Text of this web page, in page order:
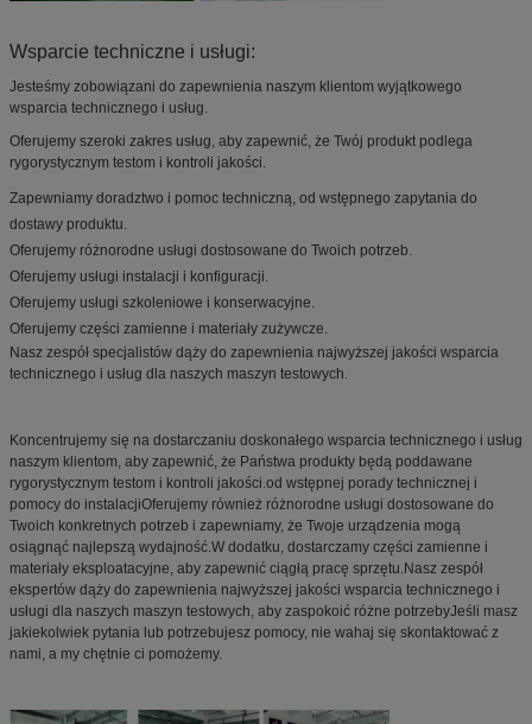
Wsparcie techniczne i usługi:
Jesteśmy zobowiązani do zapewnienia naszym klientom wyjątkowego
wsparcia technicznego i usług.
Oferujemy szeroki zakres usług, aby zapewnić, że Twój produkt podlega
rygorystycznym testom i kontroli jakości.
Zapewniamy doradztwo i pomoc techniczną, od wstępnego zapytania do
dostawy produktu.
Oferujemy różnorodne usługi dostosowane do Twoich potrzeb.
Oferujemy usługi instalacji i konfiguracji.
Oferujemy usługi szkoleniowe i konserwacyjne.
Oferujemy części zamienne i materiały zużywcze.
Nasz zespół specjalistów dąży do zapewnienia najwyższej jakości wsparcia
technicznego i usług dla naszych maszyn testowych.
Koncentrujemy się na dostarczaniu doskonałego wsparcia technicznego i usług
naszym klientom, aby zapewnić, że Państwa produkty będą poddawane
rygorystycznym testom i kontroli jakości.od wstępnej porady technicznej i
pomocy do instalacjiOferujemy również różnorodne usługi dostosowane do
Twoich konkretnych potrzeb i zapewniamy, że Twoje urządzenia mogą
osiągnąć najlepszą wydajność.W dodatku, dostarczamy części zamienne i
materiały eksploatacyjne, aby zapewnić ciągłą pracę sprzętu.Nasz zespół
ekspertów dąży do zapewnienia najwyższej jakości wsparcia technicznego i
usługi dla naszych maszyn testowych, aby zaspokoić różne potrzebyJeśli masz
jakiekolwiek pytania lub potrzebujesz pomocy, nie wahaj się skontaktować z
nami, a my chętnie ci pomożemy.